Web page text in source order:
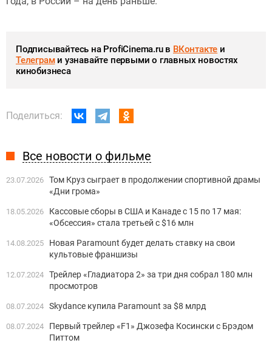
Подписывайтесь на ProfiCinema.ru в ВКонтакте и
Телеграми узнавайте первыми о главных новостях
кинобизнеса
Поделиться:
Все новости о фильме
23.07.2026 Том Круз сыграет в продолжении спортивной драмы
«Дни грома»
18.05.2026
Кассовые сборы в США и Канаде с 15 по 17 мая:
«Обсессия» стала третьей с $16 млн
14.08.2025
Новая Paramount будет делать ставку на свои
культовые франшизы
12.07.2024 Трейлер «Гладиатора 2» за три дня собрал 180 млн
просмотров
08.07.2024 Skydance купила Paramount за $8 млрд
08.07.2024
Первый трейлер «F1» Джозефа Косински с Брэдом
Питтом